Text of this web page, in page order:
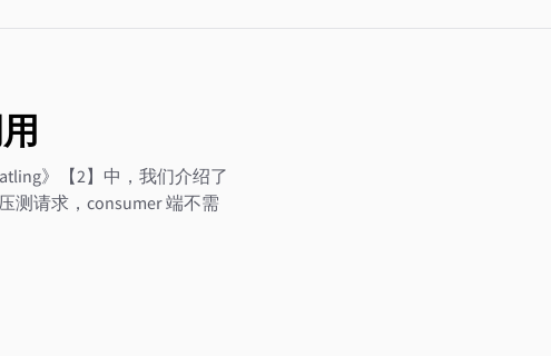
》【2】中，我们介绍了
测请求，consumer 端不需